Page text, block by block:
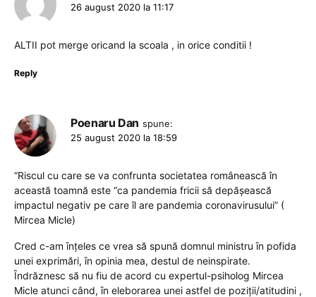
26 august 2020 la 11:17
ALTII pot merge oricand la scoala , in orice conditii !
Reply
Poenaru Dan spune:
25 august 2020 la 18:59
“Riscul cu care se va confrunta societatea românească în
această toamnă este “ca pandemia fricii să depășească
impactul negativ pe care îl are pandemia coronavirusului” (
Mircea Micle)
Cred c-am ȋnțeles ce vrea să spună domnul ministru ȋn pofida
unei exprimări, ȋn opinia mea, destul de neinspirate.
Ȋndrăznesc să nu fiu de acord cu expertul-psiholog Mircea
Micle atunci când, ȋn eleborarea unei astfel de poziții/atitudini ,